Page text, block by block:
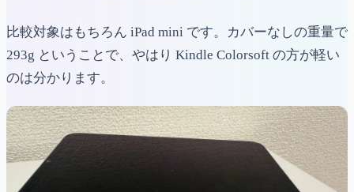
比較対象はもちろん iPad mini です。カバーなしの重量で
293g ということで、やはり Kindle Colorsoft の方が軽い
のは分かります。